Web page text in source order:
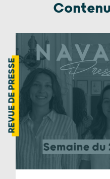
REVUE DE PRESSE